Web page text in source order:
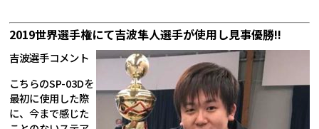
2019世界選手権にて吉波隼人選手が使用し見事優勝!!
吉波選手コメント
こちらのSP-03Dを
最初に使用した際
に、今まで感じた